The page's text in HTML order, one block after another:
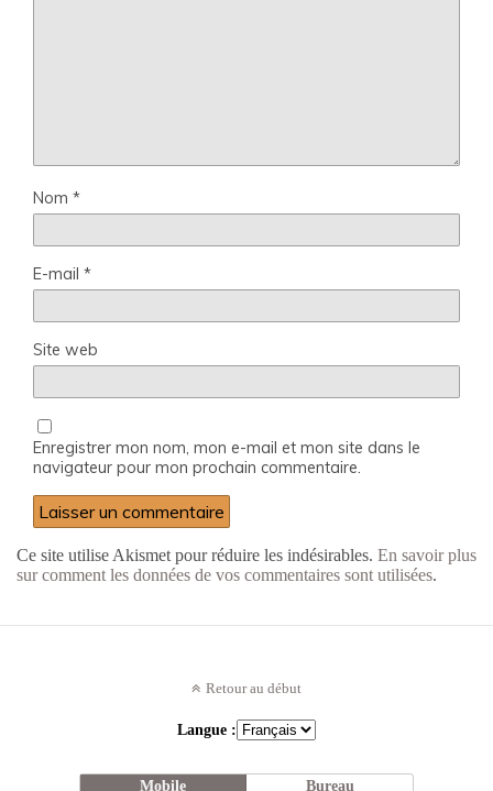
Nom *
E-mail *
Site web
Enregistrer mon nom, mon e-mail et mon site dans le
navigateur pour mon prochain commentaire.
Ce site utilise Akismet pour réduire les indésirables. En savoir plus
sur comment les données de vos commentaires sont utilisées.
Retour au début
Langue :
Mobile Bureau